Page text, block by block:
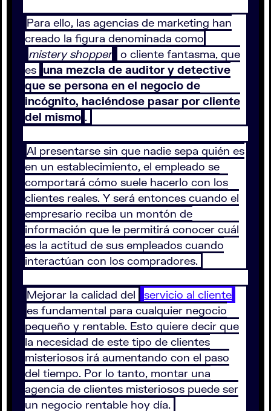
Para ello, las agencias de marketing han
creado la figura denominada como
mistery shopper
o cliente fantasma, que
es una mezcla de auditor y detective
que se persona en el negocio de
incógnito, haciéndose pasar por cliente
del mismo .
Al presentarse sin que nadie sepa quién es
en un establecimiento, el empleado se
comportará cómo suele hacerlo con los
clientes reales. Y será entonces cuando el
empresario reciba un montón de
información que le permitirá conocer cuál
es la actitud de sus empleados cuando
interactúan con los compradores.
Mejorar la calidad del
servicio al cliente
es fundamental para cualquier negocio
pequeño y rentable. Esto quiere decir que
la necesidad de este tipo de clientes
misteriosos irá aumentando con el paso
del tiempo. Por lo tanto, montar una
agencia de clientes misteriosos puede ser
un negocio rentable hoy día.